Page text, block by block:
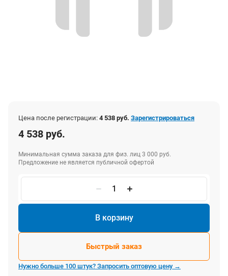
Цена после регистрации: 4 538 руб. Зарегистрироваться
4 538 руб.
Минимальная сумма заказа для физ. лиц 3 000 руб.
Предложение не является публичной офертой
В корзину
Быстрый заказ
Нужно больше 100 штук? Запросить оптовую цену →